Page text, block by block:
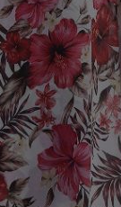
光・軽量傘
ーサンの季節！
い夏素材
のPOP-UP
ア
ズ
ト
ついて